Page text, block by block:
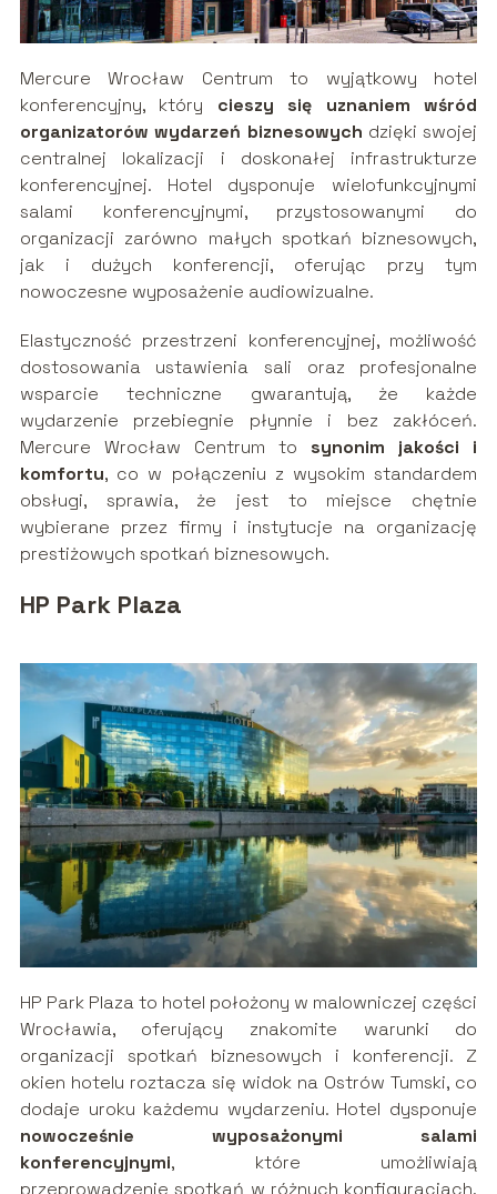
Mercure Wrocław Centrum to wyjątkowy hotel
konferencyjny, który cieszy się uznaniem wśród
organizatorów wydarzeń biznesowych dzięki swojej
centralnej lokalizacji i doskonałej infrastrukturze
konferencyjnej. Hotel dysponuje wielofunkcyjnymi
salami konferencyjnymi, przystosowanymi do
organizacji zarówno małych spotkań biznesowych,
jak i dużych konferencji, oferując przy tym
nowoczesne wyposażenie audiowizualne.
Elastyczność przestrzeni konferencyjnej, możliwość
dostosowania ustawienia sali oraz profesjonalne
wsparcie techniczne gwarantują, że każde
wydarzenie przebiegnie płynnie i bez zakłóceń.
Mercure Wrocław Centrum to synonim jakości i
komfortu, co w połączeniu z wysokim standardem
obsługi, sprawia, że jest to miejsce chętnie
wybierane przez firmy i instytucje na organizację
prestiżowych spotkań biznesowych.
HP Park Plaza
HP Park Plaza to hotel położony w malowniczej części
Wrocławia, oferujący znakomite warunki do
organizacji spotkań biznesowych i konferencji. Z
okien hotelu roztacza się widok na Ostrów Tumski, co
dodaje uroku każdemu wydarzeniu. Hotel dysponuje
nowocześnie wyposażonymi salami
konferencyjnymi, które umożliwiają
przeprowadzenie spotkań w różnych konfiguracjach,